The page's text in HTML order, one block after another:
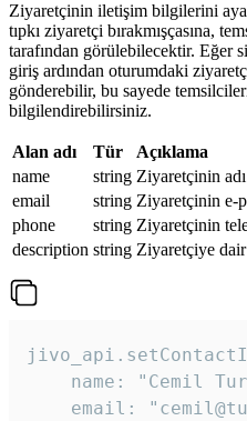
Ziyaretçinin iletişim bilgilerini
tıpkı ziyaretçi bırakmışçasına,
tarafından görülebilecektir. Eğer
giriş ardından oturumdaki
gönderebilir, bu sayede
bilgilendirebilirsiniz.
Alan adı Tür
Açıklama
name
string Ziyaretçinin adı
email
string Ziyaretçinin e-
phone
string Ziyaretçinin
description string Ziyaretçiye
name: "Cemil
email: